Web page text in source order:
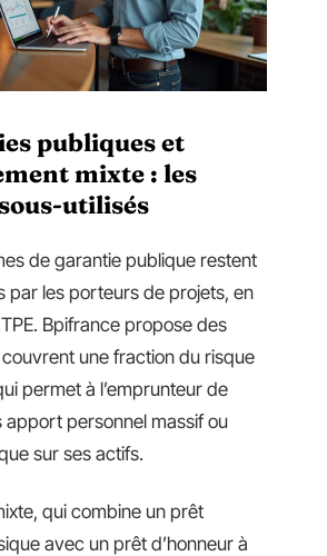
publiques et
mixte : les
utilisés
de garantie publique restent
par les porteurs de projets, en
Bpifrance propose des
une fraction du risque
permet à l’emprunteur de
apport personnel massif ou
sur ses actifs.
qui combine un prêt
avec un prêt d’honneur à